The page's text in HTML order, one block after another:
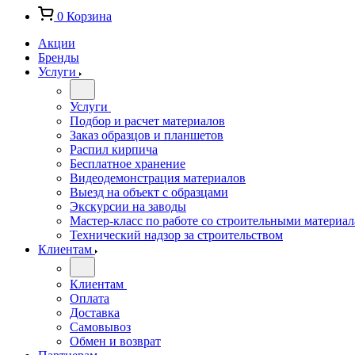
0 Корзина
Акции
Бренды
Услуги
Услуги
Подбор и расчет материалов
Заказ образцов и планшетов
Распил кирпича
Бесплатное хранение
Видеодемонстрация материалов
Выезд на объект с образцами
Экскурсии на заводы
Мастер-класс по работе со строительными
Технический надзор за строительством
Клиентам
Клиентам
Оплата
Доставка
Самовывоз
Обмен и возврат